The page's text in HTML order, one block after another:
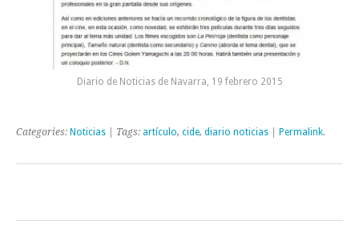
Diario de Noticias de Navarra, 19 febrero 2015
Categories: Noticias | Tags: artículo, cide, diario noticias Permalink.
Post navigation